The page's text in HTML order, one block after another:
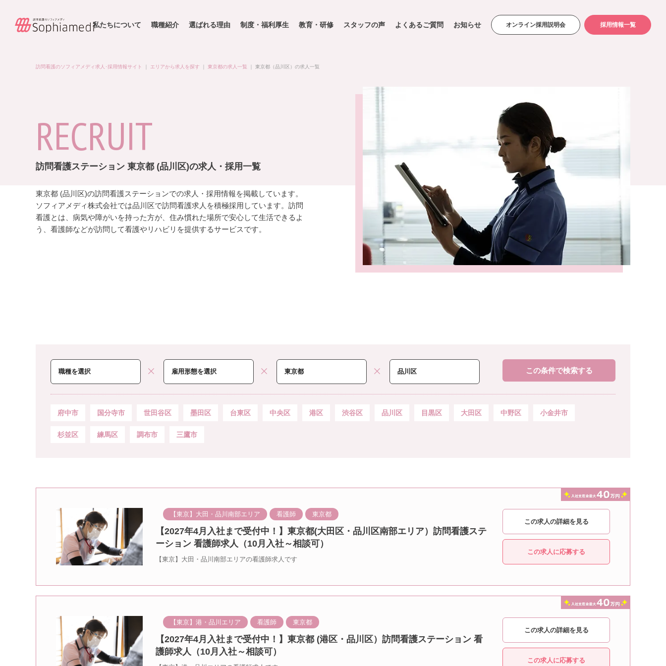
私たちについて 職種紹介 選ばれる理由 制度・福利厚生 教育・研修 スタッフの声 よくあるご質問 お知らせ オンライン採用説明会 採用情報一覧
訪問看護のソフィアメディ求人･採用情報サイト エリアから求人を探す 東京都の求人一覧 東京都（品川区）の求人一覧
RECRUIT
訪問看護ステーション 東京都 (品川区)の求人・採用一覧
東京都 (品川区)の訪問看護ステーションでの求人・採用情報を掲載しています。
ソフィアメディ株式会社では品川区で訪問看護求人を積極採用しています。訪問
看護とは、病気や障がいを持った方が、住み慣れた場所で安心して生活できるよ
う、看護師などが訪問して看護やリハビリを提供するサービスです。
この条件で検索する
府中市 国分寺市 世田谷区 墨田区 台東区 中央区 港区 渋谷区 品川区 目黒区 大田区 中野区 小金井市
杉並区 練馬区 調布市 三鷹市
【東京】大田・品川南部エリア 看護師 東京都
【2027年4月入社まで受付中！】東京都(大田区・品川区南部エリア）訪問看護ステ
ーション 看護師求人（10月入社～相談可）
【東京】大田・品川南部エリアの看護師求人です
この求人の詳細を見る
この求人に応募する
【東京】港・品川エリア 看護師 東京都
【2027年4月入社まで受付中！】東京都 (港区・品川区）訪問看護ステーション 看
護師求人（10月入社～相談可）
この求人の詳細を見る
この求人に応募する